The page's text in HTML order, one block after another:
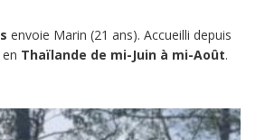
envoie Marin (21 ans). Accueilli depuis
Thaïlande de mi-Juin à mi-Août.